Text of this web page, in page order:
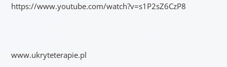
https://www.youtube.com/watch?v=s1P2sZ6CzP8
www.ukryteterapie.pl